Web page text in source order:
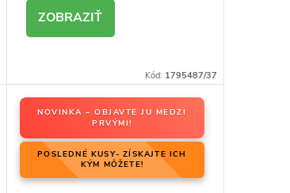
Kód: 1795487/37
NOVINKA – OBJAVTE JU MEDZI
PRVÝMI!
POSLEDNÉ KUSY- ZÍSKAJTE ICH
KÝM MÔŽETE!